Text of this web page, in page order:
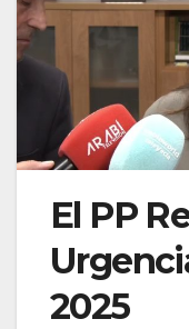
El PP
2025